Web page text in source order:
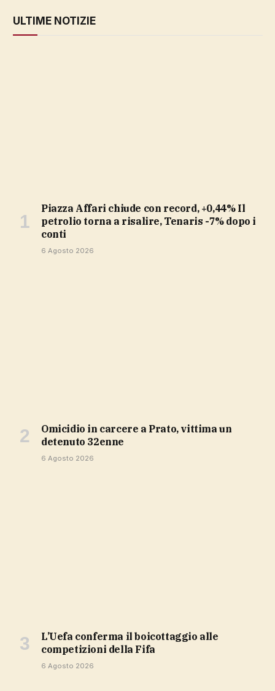
ULTIME NOTIZIE
Piazza Affari chiude con record, +0,44% Il
petrolio torna a risalire, Tenaris -7% dopo i
conti
6 Agosto 2026
Omicidio in carcere a Prato, vittima un
detenuto 32enne
6 Agosto 2026
L’Uefa conferma il boicottaggio alle
competizioni della Fifa
6 Agosto 2026